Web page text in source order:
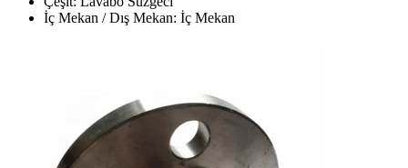
İç Mekan / Dış Mekan: İç Mekan